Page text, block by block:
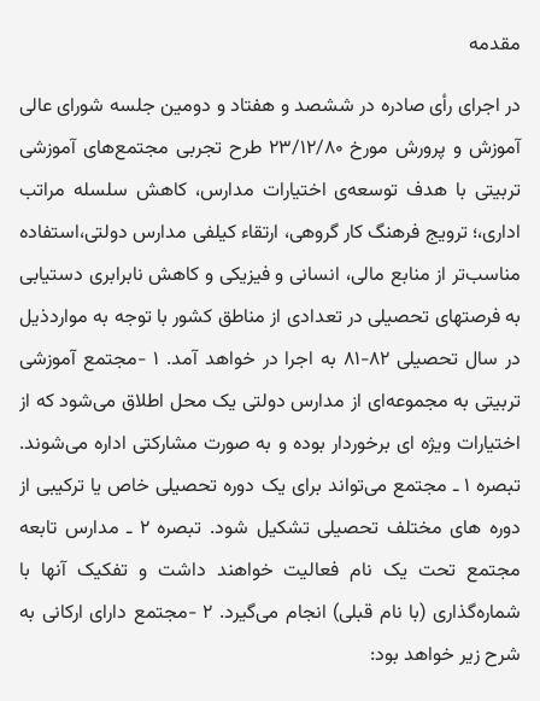
مقدمه
در اجرای رأی صادره در ششصد و هفتاد و دومین جلسه شورای عالی
آموزش و پرورش مورخ ۲۳/۱۲/۸۰ طرح تجربی مجتمع‌های آموزشی
تربیتی با هدف توسعه‌ی اختیارات مدارس، کاهش سلسله مراتب
اداری،؛ ترویج فرهنگ کار گروهی، ارتقاء کیلفی مدارس دولتی،استفاده
مناسب‌تر از منابع مالی، انسانی و فیزیکی و کاهش نابرابری دستیابی
به فرصتهای تحصیلی در تعدادی از مناطق کشور با توجه به مواردذیل
در سال تحصیلی ۸۲-۸۱ به اجرا در خواهد آمد. ۱ -مجتمع آموزشی
تربیتی به مجموعه‌ای از مدارس دولتی یک محل اطلاق می‌شود که از
اختیارات ویژه ای برخوردار بوده و به صورت مشارکتی اداره می‌شوند.
تبصره ۱ ـ مجتمع می‌تواند برای یک دوره تحصیلی خاص یا ترکیبی از
دوره های مختلف تحصیلی تشکیل شود. تبصره ۲ ـ مدارس تابعه
مجتمع تحت یک نام فعالیت خواهند داشت و تفکیک آنها با
شماره‌گذاری (با نام قبلی) انجام می‌گیرد. ۲ -مجتمع دارای ارکانی به
شرح زیر خواهد بود: